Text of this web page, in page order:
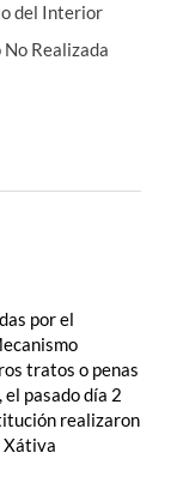
del Interior
Realizada
por el
tratos o penas
pasado día 2
realizaron
Xátiva